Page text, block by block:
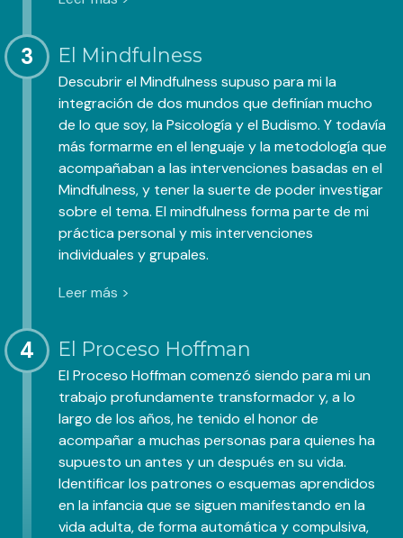
3 El Mindfulness
Descubrir el Mindfulness supuso para mi la
integración de dos mundos que definían mucho
de lo que soy, la Psicología y el Budismo. Y todavía
más formarme en el lenguaje y la metodología que
acompañaban a las intervenciones basadas en el
Mindfulness, y tener la suerte de poder investigar
sobre el tema. El mindfulness forma parte de mi
práctica personal y mis intervenciones
individuales y grupales.
Leer más >
4 El Proceso Hoffman
El Proceso Hoffman comenzó siendo para mi un
trabajo profundamente transformador y, a lo
largo de los años, he tenido el honor de
acompañar a muchas personas para quienes ha
supuesto un antes y un después en su vida.
Identificar los patrones o esquemas aprendidos
en la infancia que se siguen manifestando en la
vida adulta, de forma automática y compulsiva,